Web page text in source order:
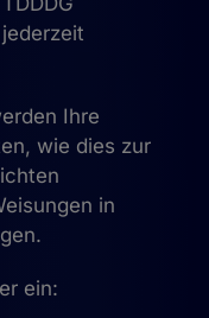
Ihre
wie dies zur
in
ein: